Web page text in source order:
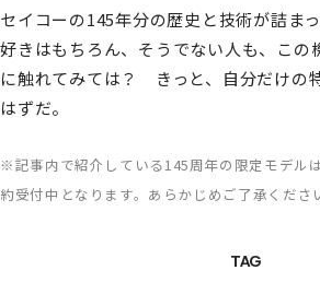
セイコーの145年分の歴史と技術が詰ま
好きはもちろん、そうでない人も、この
に触れてみては？ きっと、自分だけの
はずだ。
※記事内で紹介している145周年の限定モデル
約受付中となります。あらかじめご了承くださ
TAG